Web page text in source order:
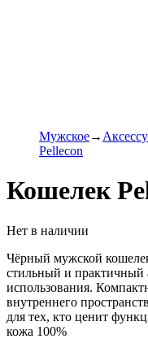
Мужское
Pellecon
Кошелек
Нет в наличии
Чёрный мужской
стильный и практичный
использования.
внутреннего
для тех, кто ценит
кожа 100%